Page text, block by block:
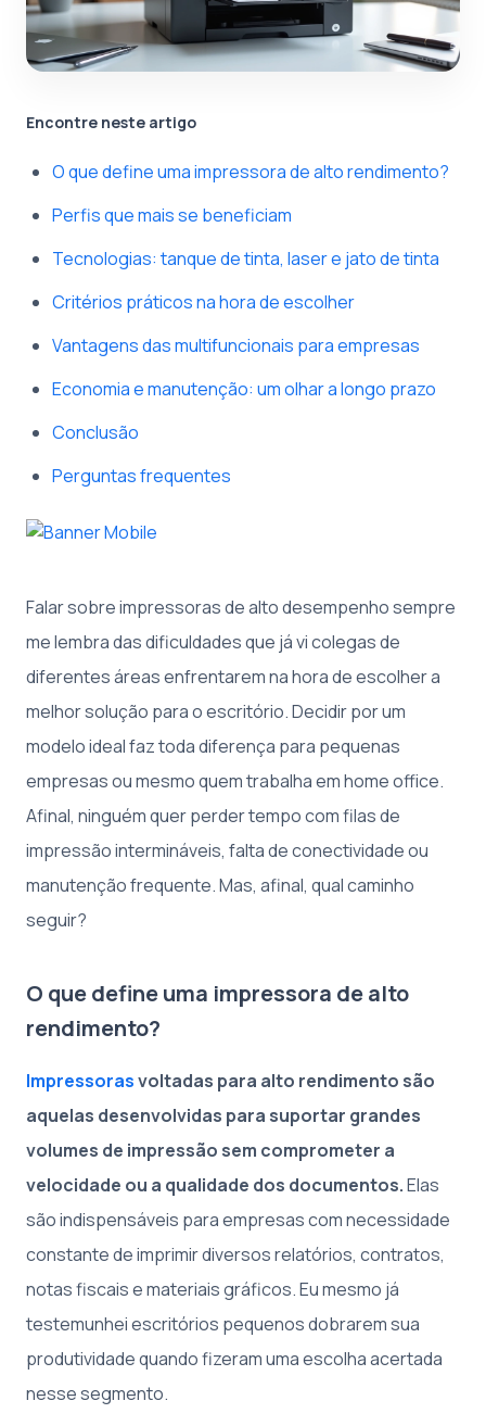
Encontre neste artigo
O que define uma impressora de alto rendimento?
Perfis que mais se beneficiam
Tecnologias: tanque de tinta, laser e jato de tinta
Critérios práticos na hora de escolher
Vantagens das multifuncionais para empresas
Economia e manutenção: um olhar a longo prazo
Conclusão
Perguntas frequentes
Falar sobre impressoras de alto desempenho sempre
me lembra das dificuldades que já vi colegas de
diferentes áreas enfrentarem na hora de escolher a
melhor solução para o escritório. Decidir por um
modelo ideal faz toda diferença para pequenas
empresas ou mesmo quem trabalha em home office.
Afinal, ninguém quer perder tempo com filas de
impressão intermináveis, falta de conectividade ou
manutenção frequente. Mas, afinal, qual caminho
seguir?
O que define uma impressora de alto
rendimento?
Impressorasvoltadas para alto rendimento são
aquelas desenvolvidas para suportar grandes
volumes de impressão sem comprometer a
velocidade ou a qualidade dos documentos.Elas
são indispensáveis para empresas com necessidade
constante de imprimir diversos relatórios, contratos,
notas fiscais e materiais gráficos. Eu mesmo já
testemunhei escritórios pequenos dobrarem sua
produtividade quando fizeram uma escolha acertada
nesse segmento.